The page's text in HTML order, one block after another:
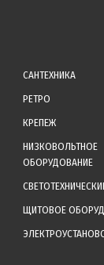
САНТЕХНИКА
РЕТРО
КРЕПЕЖ
НИЗКОВОЛЬТНОЕ
ОБОРУДОВАНИЕ
ЩИТОВОЕ